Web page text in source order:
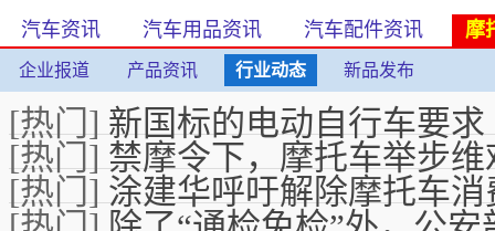
汽车资讯 汽车用品资讯 汽车配件资讯 摩
企业报道 产品资讯 行业动态 新品发布
[热门]新国标的电动自行车要求
[热门]禁摩令下，摩托车举步维
[热门]涂建华呼吁解除摩托车